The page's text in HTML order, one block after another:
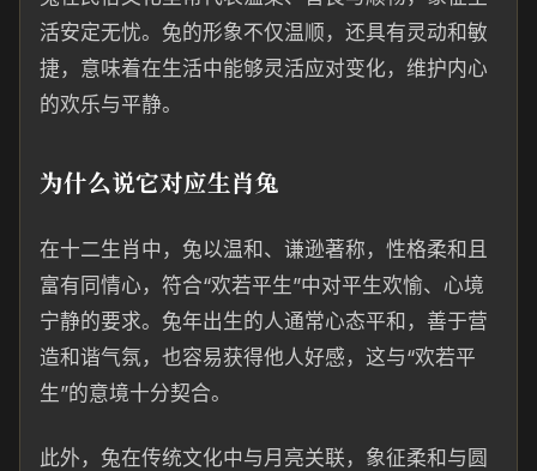
活安定无忧。兔的形象不仅温顺，还具有灵动和敏
捷，意味着在生活中能够灵活应对变化，维护内心
的欢乐与平静。
为什么说它对应生肖兔
在十二生肖中，兔以温和、谦逊著称，性格柔和且
富有同情心，符合“欢若平生”中对平生欢愉、心境
宁静的要求。兔年出生的人通常心态平和，善于营
造和谐气氛，也容易获得他人好感，这与“欢若平
生”的意境十分契合。
此外，兔在传统文化中与月亮关联，象征柔和与圆